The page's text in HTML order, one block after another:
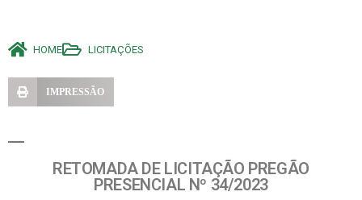
HOME LICITAÇÕES
IMPRESSÃO
RETOMADA DE LICITAÇÃO PREGÃO
PRESENCIAL Nº 34/2023